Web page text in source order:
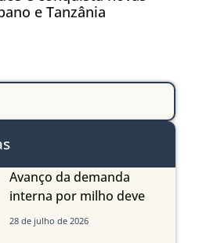
e Tanzânia
Avanço da demanda
interna por milho deve
compensar aumento da
28 de julho de 2026